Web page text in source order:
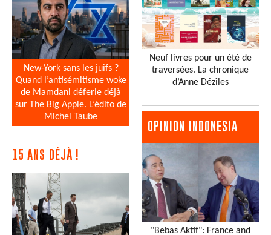
New-York sans les juifs ?
Quand l’antisémitisme woke
de Mamdani déferle déjà
sur The Big Apple. L’édito de
Michel Taube
15 ANS DÉJÀ !
Neuf livres pour un été de
traversées. La chronique
d’Anne Dézîles
OPINION INDONESIA
"Bebas Aktif": France and